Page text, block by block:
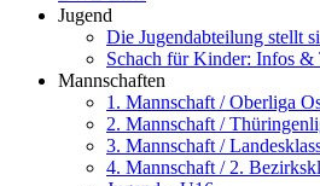
Jugend
Die Jugendabteilung stellt
Schach für Kinder: Infos &
Mannschaften
1. Mannschaft / Oberliga
2. Mannschaft /
3. Mannschaft /
4. Mannschaft / 2.